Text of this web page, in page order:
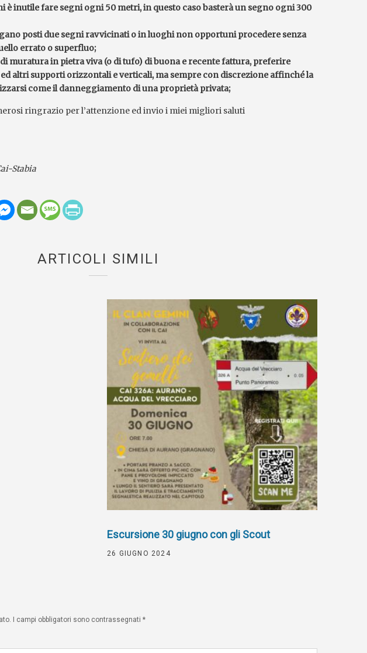
è inutile fare segni ogni 50 metri, in questo caso basterà un segno ogni 300
posti due segni ravvicinati o in luoghi non opportuni procedere senza
errato o superfluo;
muratura in pietra viva (o di tufo) di buona e recente fattura, preferire
altri supporti orizzontali e verticali, ma sempre con discrezione affinché la
come il danneggiamento di una proprietà privata;
ringrazio per l’attenzione ed invio i miei migliori saluti
Stabia
ARTICOLI SIMILI
Escursione 30 giugno con gli Scout
26 GIUGNO 2024
I campi obbligatori sono contrassegnati *